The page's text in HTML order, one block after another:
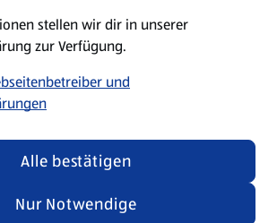
Security Policy
stellen wir dir in unserer
zur Verfügung.
und
Nur Notwendige
Alle bestätigen